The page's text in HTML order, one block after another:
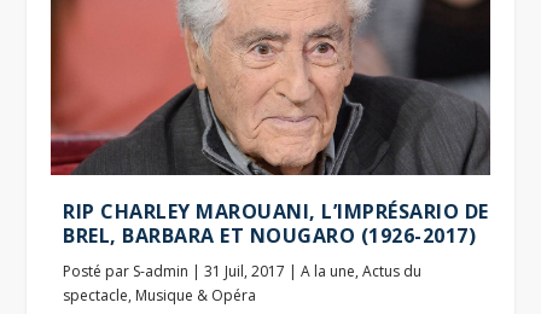
RIP CHARLEY MAROUANI, L’IMPRÉSARIO DE
BREL, BARBARA ET NOUGARO (1926-2017)
Posté par S-admin |31 Juil, 2017 |A la une,Actus du
spectacle, Musique & Opéra